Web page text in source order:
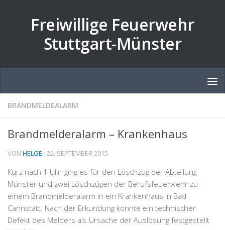
Freiwillige Feuerwehr
Stuttgart-Münster
BRANDMELDEALARM
Brandmelderalarm – Krankenhaus
VON HELGE · 22. SEPTEMBER 2015
Kurz nach 1 Uhr ging es für den Löschzug der Abteilung
Münster und zwei Löschzügen der Berufsfeuerwehr zu
einem Brandmelderalarm in ein Krankenhaus in Bad
Cannstatt. Nach der Erkundung konnte ein technischer
Defekt des Melders als Ursache der Auslösung festgestellt